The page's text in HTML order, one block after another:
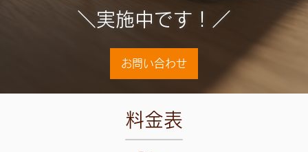
＼実施中です！／
お問い合わせ
料金表